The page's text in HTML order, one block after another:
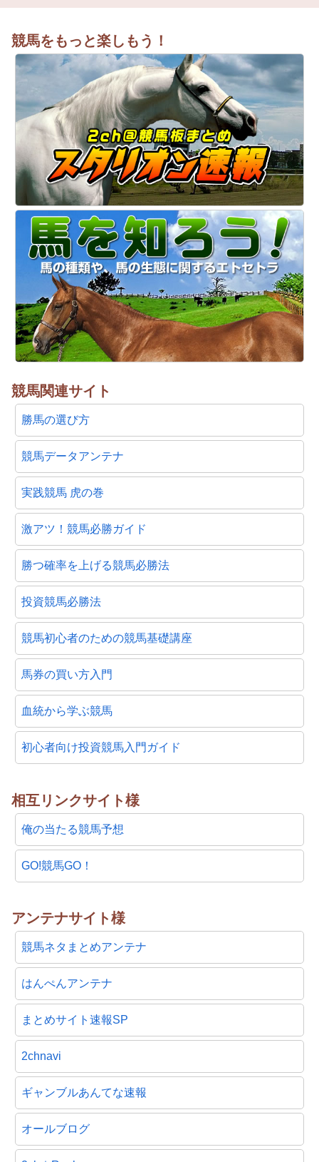
競馬をもっと楽しもう！
競馬関連サイト
勝馬の選び方
競馬データアンテナ
実践競馬 虎の巻
激アツ！競馬必勝ガイド
勝つ確率を上げる競馬必勝法
投資競馬必勝法
競馬初心者のための競馬基礎講座
馬券の買い方入門
血統から学ぶ競馬
初心者向け投資競馬入門ガイド
相互リンクサイト様
俺の当たる競馬予想
GO!競馬GO！
アンテナサイト様
競馬ネタまとめアンテナ
はんぺんアンテナ
まとめサイト速報SP
2chnavi
ギャンブルあんてな速報
オールブログ